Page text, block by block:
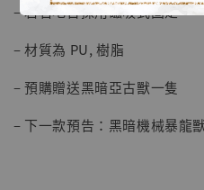
【店內現貨】海賊王
摩 [7STARS Studio]
NT$ 1,500
– 岩石地台採用磁吸式固定
– 材質為 PU, 樹脂
– 預購贈送黑暗亞古獸一隻
– 下一款預告：黑暗機械暴龍